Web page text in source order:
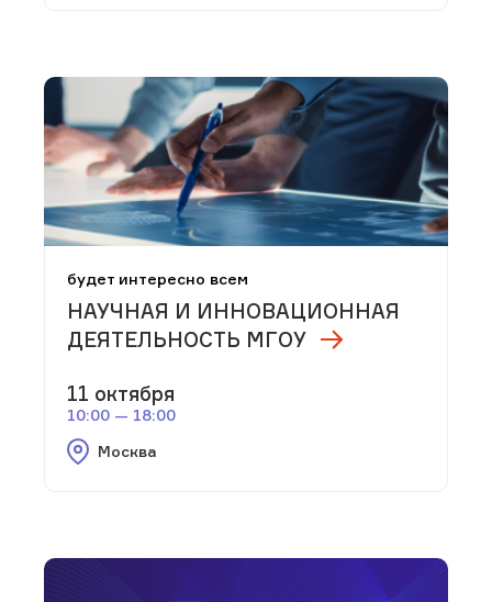
будет интересно всем
НАУЧНАЯ И ИННОВАЦИОННАЯ
ДЕЯТЕЛЬНОСТЬ МГОУ
11 октября
10:00 — 18:00
Москва